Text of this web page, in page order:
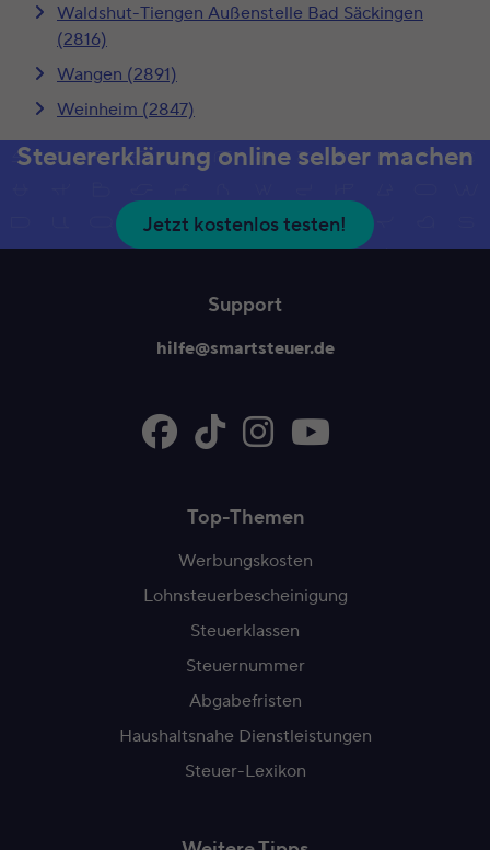
Waldshut-Tiengen Außenstelle Bad Säckingen
(2816)
Wangen (2891)
Weinheim (2847)
Steuererklärung online selber machen
Jetzt kostenlos testen!
Support
hilfe@smartsteuer.de
Top-Themen
Werbungskosten
Lohnsteuerbescheinigung
Steuerklassen
Steuernummer
Abgabefristen
Haushaltsnahe Dienstleistungen
Steuer-Lexikon